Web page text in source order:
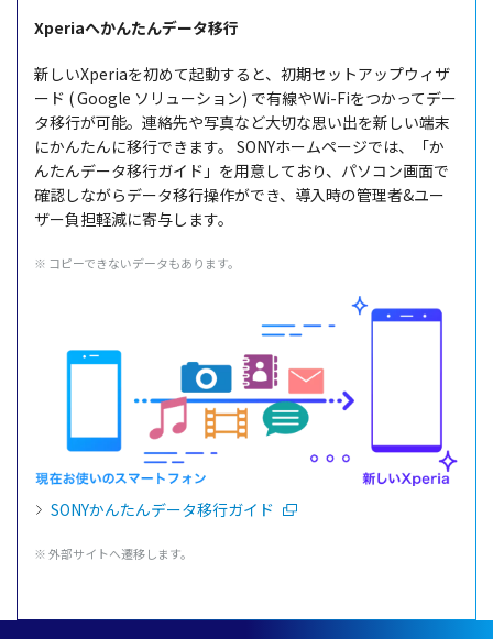
Xperiaへかんたんデータ移行
新しいXperiaを初めて起動すると、初期セットアップウィザ
ード ( Google ソリューション) で有線やWi-Fiをつかってデー
タ移行が可能。連絡先や写真など大切な思い出を新しい端末
にかんたんに移行できます。 SONYホームページでは、「か
んたんデータ移行ガイド」を用意しており、パソコン画面で
確認しながらデータ移行操作ができ、導入時の管理者&ユー
ザー負担軽減に寄与します。
※ コピーできないデータもあります。
SONYかんたんデータ移行ガイド
※ 外部サイトへ遷移します。